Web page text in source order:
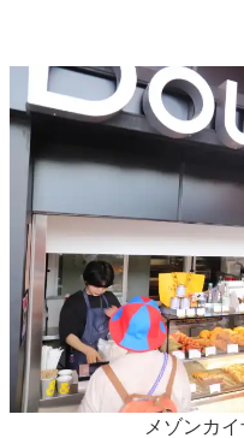
メゾンカ